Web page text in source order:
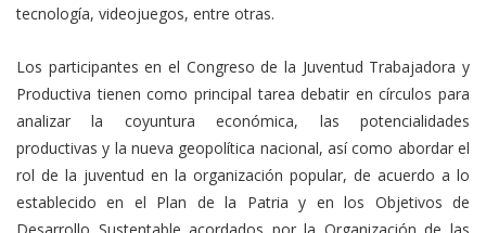
tecnología, videojuegos, entre otras.
Los participantes en el Congreso de la Juventud Trabajadora y
Productiva tienen como principal tarea debatir en círculos para
analizar la coyuntura económica, las potencialidades
productivas y la nueva geopolítica nacional, así como abordar el
rol de la juventud en la organización popular, de acuerdo a lo
establecido en el Plan de la Patria y en los Objetivos de